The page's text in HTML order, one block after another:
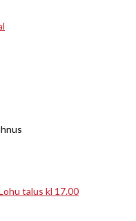
talus kl 17.00